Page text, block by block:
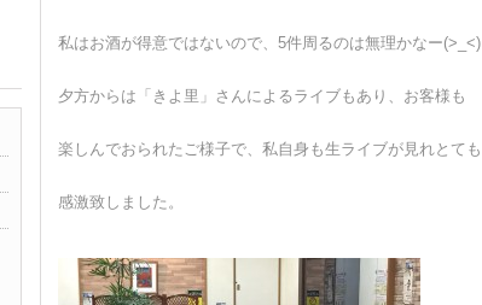
私はお酒が得意ではないので、5件周るのは無理かなー(>_<)
夕方からは「きよ里」さんによるライブもあり、お客様も
楽しんでおられたご様子で、私自身も生ライブが見れとても
感激致しました。